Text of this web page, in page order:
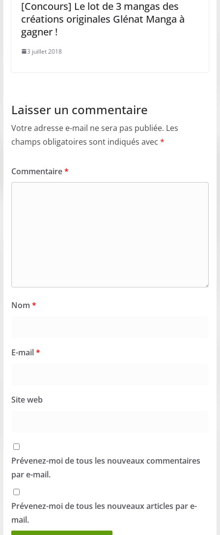
[Concours] Le lot de 3 mangas des
créations originales Glénat Manga à
gagner !
3 juillet 2018
Laisser un commentaire
Votre adresse e-mail ne sera pas publiée. Les
champs obligatoires sont indiqués avec *
Commentaire*
Nom *
E-mail*
Site web
Prévenez-moi de tous les nouveaux commentaires
par e-mail.
Prévenez-moi de tous les nouveaux articles par e-
mail.